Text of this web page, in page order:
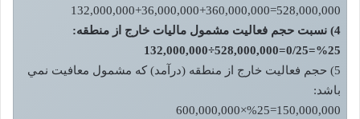
528,000,000=132,000,000+36,000,000+360,000,000
4) نسبت حجم فعاليت مشمول ماليات خارج از منطقه:
%25=0/25=528,000,000÷132,000,000
5) حجم فعاليت خارج از منطقه (درآمد) که مشمول معافيت نمي
باشد:
150,000,000=%25×600,000,000